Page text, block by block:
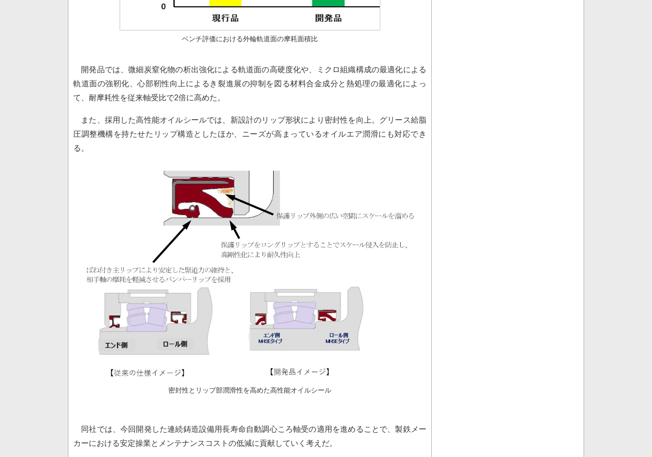
ベンチ評価における外輪軌道面の摩耗面積比
開発品では、微細炭窒化物の析出強化による軌道面の高硬度化や、ミクロ組織構成の最適化による
軌道面の強靭化、心部靭性向上によるき裂進展の抑制を図る材料合金成分と熱処理の最適化によっ
て、耐摩耗性を従来軸受比で2倍に高めた。
また、採用した高性能オイルシールでは、新設計のリップ形状により密封性を向上。グリース給脂
圧調整機構を持たせたリップ構造としたほか、ニーズが高まっているオイルエア潤滑にも対応でき
る。
密封性とリップ部潤滑性を高めた高性能オイルシール
同社では、今回開発した連続鋳造設備用長寿命自動調心ころ軸受の適用を進めることで、製鉄メー
カーにおける安定操業とメンテナンスコストの低減に貢献していく考えだ。